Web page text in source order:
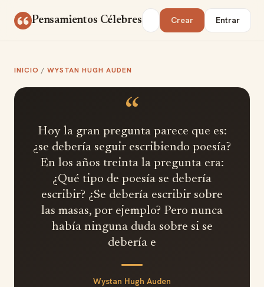
Pensamientos Célebres Buscar Crear Entrar
INICIO / WYSTAN HUGH AUDEN
“
Hoy la gran pregunta parece que es:
¿se debería seguir escribiendo poesía?
En los años treinta la pregunta era:
¿Qué tipo de poesía se debería
escribir? ¿Se debería escribir sobre
las masas, por ejemplo? Pero nunca
había ninguna duda sobre si se
debería e
Wystan Hugh Auden